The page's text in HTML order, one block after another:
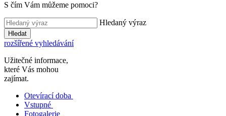
S čím Vám můžeme pomoci?
Hledaný výraz
Hledat
rozšířené vyhledávání
Užitečné informace,
které Vás mohou
zajímat.
Otevírací doba
Vstupné
Fotogalerie